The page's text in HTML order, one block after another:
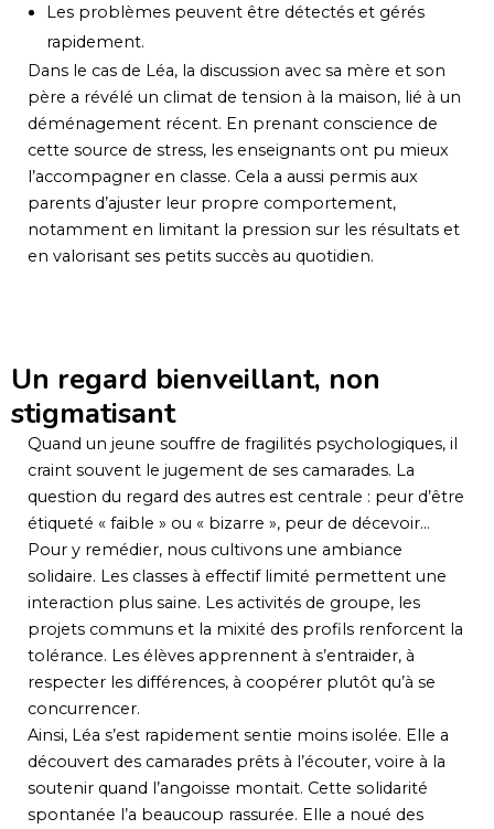
Les problèmes peuvent être détectés et gérés
rapidement.
Dans le cas de Léa, la discussion avec sa mère et son
père a révélé un climat de tension à la maison, lié à un
déménagement récent. En prenant conscience de
cette source de stress, les enseignants ont pu mieux
l’accompagner en classe. Cela a aussi permis aux
parents d’ajuster leur propre comportement,
notamment en limitant la pression sur les résultats et
en valorisant ses petits succès au quotidien.
Un regard bienveillant, non
stigmatisant
Quand un jeune souffre de fragilités psychologiques, il
craint souvent le jugement de ses camarades. La
question du regard des autres est centrale : peur d’être
étiqueté « faible » ou « bizarre », peur de décevoir…
Pour y remédier, nous cultivons une ambiance
solidaire. Les classes à effectif limité permettent une
interaction plus saine. Les activités de groupe, les
projets communs et la mixité des profils renforcent la
tolérance. Les élèves apprennent à s’entraider, à
respecter les différences, à coopérer plutôt qu’à se
concurrencer.
Ainsi, Léa s’est rapidement sentie moins isolée. Elle a
découvert des camarades prêts à l’écouter, voire à la
soutenir quand l’angoisse montait. Cette solidarité
spontanée l’a beaucoup rassurée. Elle a noué des